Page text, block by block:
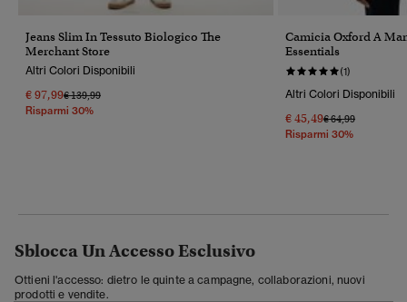
Jeans Slim In Tessuto Biologico The
Merchant Store
Altri Colori Disponibili
€ 97,99Prezzo Ridotto Da
€ 139,99A
Risparmi 30%
Camicia Oxford A
Essentials
(1)
Altri Colori Disponibili
€ 45,49Prezzo Ridotto Da
€ 64,99A
Risparmi 30%
Sblocca Un Accesso Esclusivo
Ottieni l'accesso: dietro le quinte a campagne, collaborazioni, nuovi
prodotti e vendite.